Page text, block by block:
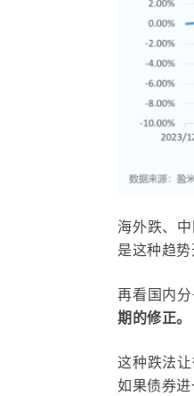
海外跌、
是这种趋势
再看国内
期的修正。
这种跌法
如果债券